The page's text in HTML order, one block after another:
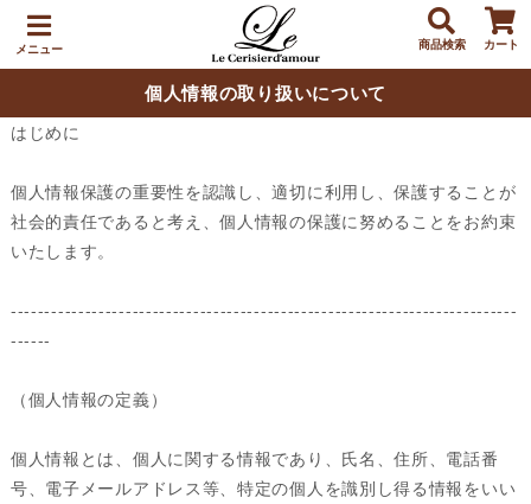
メニュー 商品検索 カート
個人情報の取り扱いについて
はじめに
個人情報保護の重要性を認識し、適切に利用し、保護することが
社会的責任であると考え、個人情報の保護に努めることをお約束
いたします。
---------------------------------------------------------------------------
------
（個人情報の定義）
個人情報とは、個人に関する情報であり、氏名、住所、電話番
号、電子メールアドレス等、特定の個人を識別し得る情報をいい